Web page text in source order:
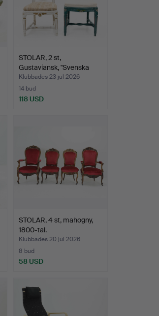
STOLAR, 2 st,
Gustaviansk, "Svenska
modell…
Klubbades 23 jul 2026
14 bud
118 USD
STOLAR, 4 st, mahogny,
1800-tal.
Klubbades 20 jul 2026
8 bud
58 USD